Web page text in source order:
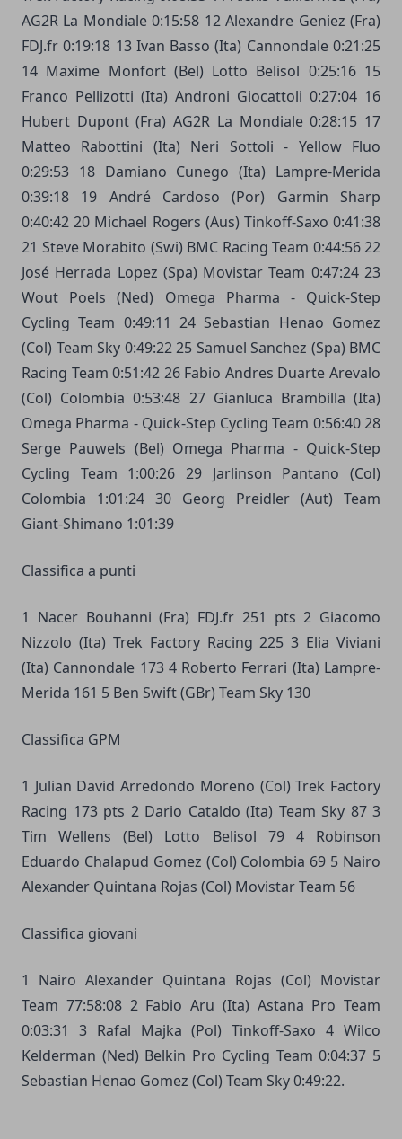
AG2R La Mondiale 0:15:58 12 Alexandre Geniez (Fra)
FDJ.fr 0:19:18 13 Ivan Basso (Ita) Cannondale 0:21:25
14 Maxime Monfort (Bel) Lotto Belisol 0:25:16 15
Franco Pellizotti (Ita) Androni Giocattoli 0:27:04 16
Hubert Dupont (Fra) AG2R La Mondiale 0:28:15 17
Matteo Rabottini (Ita) Neri Sottoli - Yellow Fluo
0:29:53 18 Damiano Cunego (Ita) Lampre-Merida
0:39:18 19 André Cardoso (Por) Garmin Sharp
0:40:42 20 Michael Rogers (Aus) Tinkoff-Saxo 0:41:38
21 Steve Morabito (Swi) BMC Racing Team 0:44:56 22
José Herrada Lopez (Spa) Movistar Team 0:47:24 23
Wout Poels (Ned) Omega Pharma - Quick-Step
Cycling Team 0:49:11 24 Sebastian Henao Gomez
(Col) Team Sky 0:49:22 25 Samuel Sanchez (Spa) BMC
Racing Team 0:51:42 26 Fabio Andres Duarte Arevalo
(Col) Colombia 0:53:48 27 Gianluca Brambilla (Ita)
Omega Pharma - Quick-Step Cycling Team 0:56:40 28
Serge Pauwels (Bel) Omega Pharma - Quick-Step
Cycling Team 1:00:26 29 Jarlinson Pantano (Col)
Colombia 1:01:24 30 Georg Preidler (Aut) Team
Giant-Shimano 1:01:39
Classifica a punti
1 Nacer Bouhanni (Fra) FDJ.fr 251 pts 2 Giacomo
Nizzolo (Ita) Trek Factory Racing 225 3 Elia Viviani
(Ita) Cannondale 173 4 Roberto Ferrari (Ita) Lampre-
Merida 161 5 Ben Swift (GBr) Team Sky 130
Classifica GPM
1 Julian David Arredondo Moreno (Col) Trek Factory
Racing 173 pts 2 Dario Cataldo (Ita) Team Sky 87 3
Tim Wellens (Bel) Lotto Belisol 79 4 Robinson
Eduardo Chalapud Gomez (Col) Colombia 69 5 Nairo
Alexander Quintana Rojas (Col) Movistar Team 56
Classifica giovani
1 Nairo Alexander Quintana Rojas (Col) Movistar
Team 77:58:08 2 Fabio Aru (Ita) Astana Pro Team
0:03:31 3 Rafal Majka (Pol) Tinkoff-Saxo 4 Wilco
Kelderman (Ned) Belkin Pro Cycling Team 0:04:37 5
Sebastian Henao Gomez (Col) Team Sky 0:49:22.